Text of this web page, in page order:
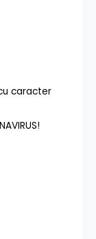
caracter